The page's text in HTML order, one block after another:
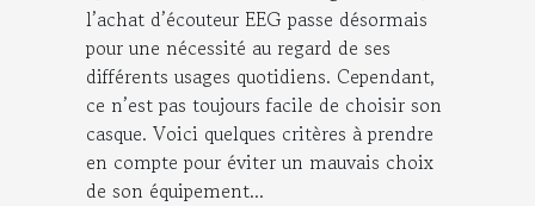
l’achat d’écouteur EEG passe désormais
pour une nécessité au regard de ses
différents usages quotidiens. Cependant,
ce n’est pas toujours facile de choisir son
casque. Voici quelques critères à prendre
en compte pour éviter un mauvais choix
de son équipement...